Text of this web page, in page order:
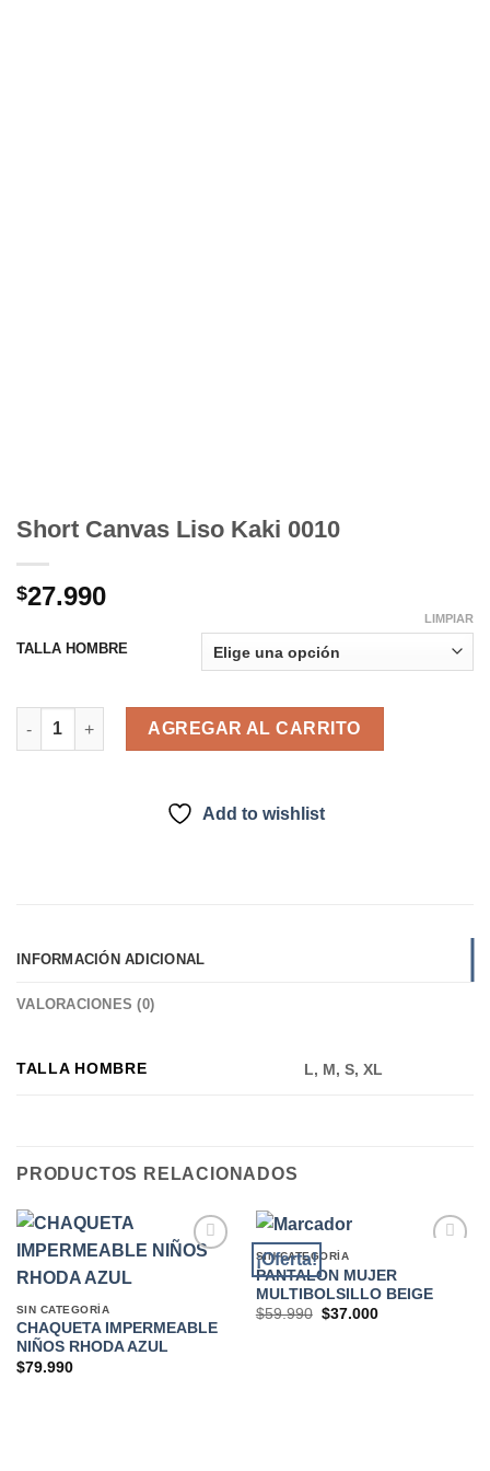
Short Canvas Liso Kaki 0010
$27.990
TALLA HOMBRE
LIMPIAR
Short Canvas Liso Kaki 0010 cantidad
AGREGAR AL CARRITO
Add to wishlist
INFORMACIÓN ADICIONAL
VALORACIONES (0)
TALLA HOMBRE L, M, S, XL
PRODUCTOS RELACIONADOS
SIN CATEGORÍA
CHAQUETA IMPERMEABLE
NIÑOS RHODA AZUL
$79.990
¡Oferta!
Add to
SIN CATEGORÍA
PANTALON MUJER
MULTIBOLSILLO BEIGE
$59.990 El
$37.000El